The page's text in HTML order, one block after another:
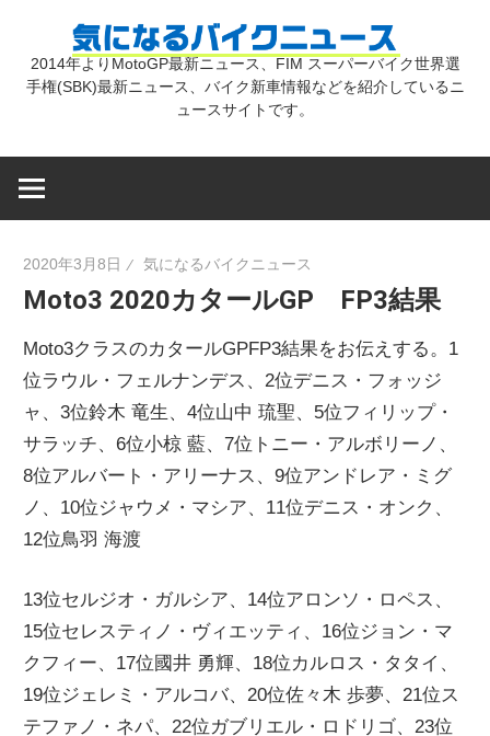
気
バ
イ
ク
ニ
ュ
ー
2014年よりMotoGP最新ニュース、FIM スーパーバイク世界選
手権(SBK)最新ニュース、バイク新車情報などを紹介しているニ
ュースサイトです。
2020年3月8日 気になるバイクニュース
Moto3 2020カタールGP FP3結果
Moto3クラスのカタールGPFP3結果をお伝えする。1
位ラウル・フェルナンデス、2位デニス・フォッジ
ャ、3位鈴木 竜生、4位山中 琉聖、5位フィリップ・
サラッチ、6位小椋 藍、7位トニー・アルボリーノ、
8位アルバート・アリーナス、9位アンドレア・ミグ
ノ、10位ジャウメ・マシア、11位デニス・オンク、
12位鳥羽 海渡
13位セルジオ・ガルシア、14位アロンソ・ロペス、
15位セレスティノ・ヴィエッティ、16位ジョン・マ
クフィー、17位國井 勇輝、18位カルロス・タタイ、
19位ジェレミ・アルコバ、20位佐々木 歩夢、21位ス
テファノ・ネパ、22位ガブリエル・ロドリゴ、23位